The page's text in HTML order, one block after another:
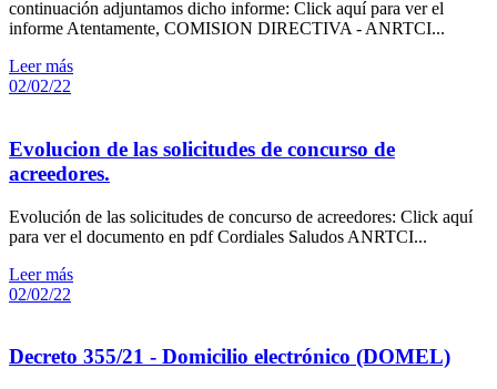
continuación adjuntamos dicho informe: Click aquí para ver el
informe Atentamente, COMISION DIRECTIVA - ANRTCI...
Leer más
02/02/22
Evolucion de las solicitudes de concurso de
acreedores.
Evolución de las solicitudes de concurso de acreedores: Click aquí
para ver el documento en pdf Cordiales Saludos ANRTCI...
Leer más
02/02/22
Decreto 355/21 - Domicilio electrónico (DOMEL)